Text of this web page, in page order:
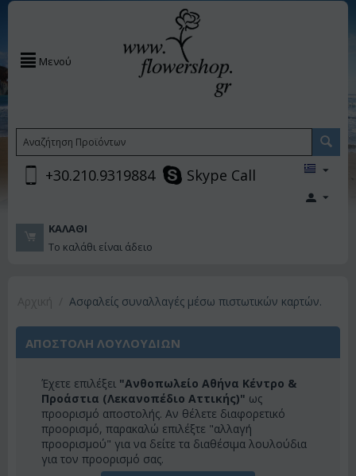
Μενού
+30.210.9319884 Skype Call
ΚΑΛΆΘΙ
Το καλάθι είναι άδειο
Ασφαλείς συναλλαγές μέσω πιστωτικών καρτών.
ΑΠΟΣΤΟΛΗ ΛΟΥΛΟΥΔΙΩΝ
Έχετε επιλέξει "Ανθοπωλείο Αθήνα Κέντρο &
Προάστια (Λεκανοπέδιο Αττικής)" ως
προορισμό αποστολής. Αν θέλετε διαφορετικό
προορισμό, παρακαλώ επιλέξτε "αλλαγή
προορισμού" για να δείτε τα διαθέσιμα λουλούδια
για τον προορισμό σας.